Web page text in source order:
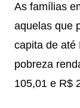
As famílias
aquelas que
capita de até
pobreza
105,01 e R$